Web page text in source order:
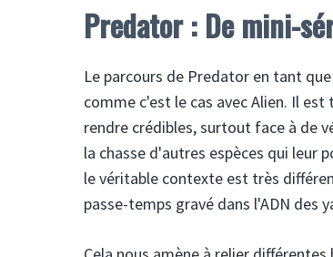
Predator : De mini-
Le parcours de Predator en tant
comme c'est le cas avec Alien. Il
rendre crédibles, surtout face à de
la chasse d'autres espèces qui leur
le véritable contexte est très
passe-temps gravé dans l'ADN des